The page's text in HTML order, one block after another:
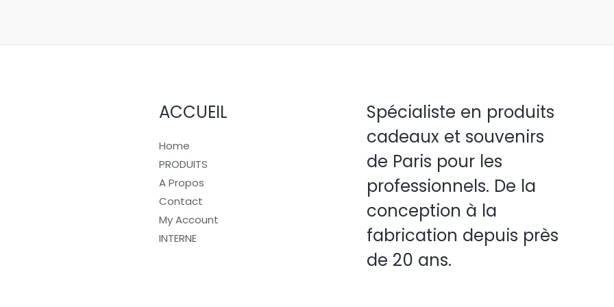
ACCUEIL
Home
PRODUITS
A Propos
Contact
My Account
INTERNE
Spécialiste en produits
cadeaux et souvenirs
de Paris pour les
professionnels. De la
conception à la
fabrication depuis près
de 20 ans.